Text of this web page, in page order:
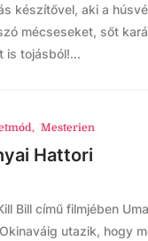
készítővel, aki a
mécseseket, sőt
is tojásból!...
, Mesterien
Hattori
Bill című filmjében Uma
utazik, hogy